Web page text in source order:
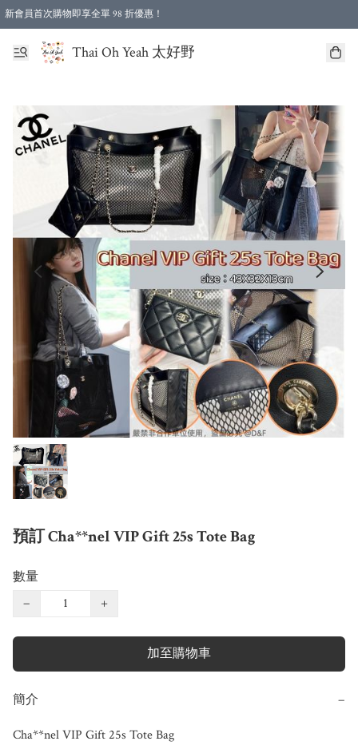
新會員首次購物即享全單 98 折優惠！
特選會員可享全單低至 96 折優惠！
Thai Oh Yeah 太好野
預訂 Cha**nel VIP Gift 25s Tote Bag
數量
−
+
加至購物車
簡介 −
Cha**nel VIP Gift 25s Tote Bag